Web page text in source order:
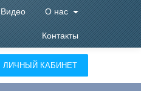
Видео О нас
Контакты
ЛИЧНЫЙ КАБИНЕТ